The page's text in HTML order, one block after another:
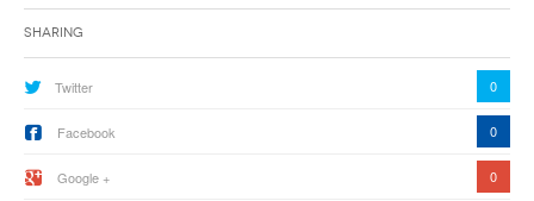
Sharing
Twitter 0
Facebook 0
Google + 0